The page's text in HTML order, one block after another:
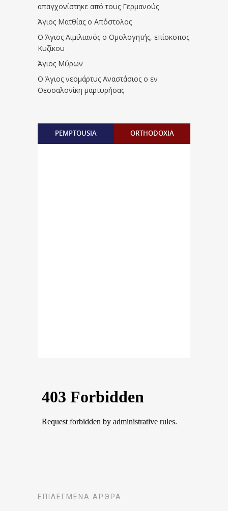
απαγχονίστηκε από τους Γερμανούς
Άγιος Ματθίας ο Απόστολος
Ο Άγιος Αιμιλιανός ο Ομολογητής, επίσκοπος
Κυζίκου
Άγιος Μύρων
Ο Άγιος νεομάρτυς Αναστάσιος ο εν
Θεσσαλονίκη μαρτυρήσας
PEMPTOUSIA ORTHODOXIA
ΕΠΙΛΕΓΜΈΝΑ ΆΡΘΡΑ